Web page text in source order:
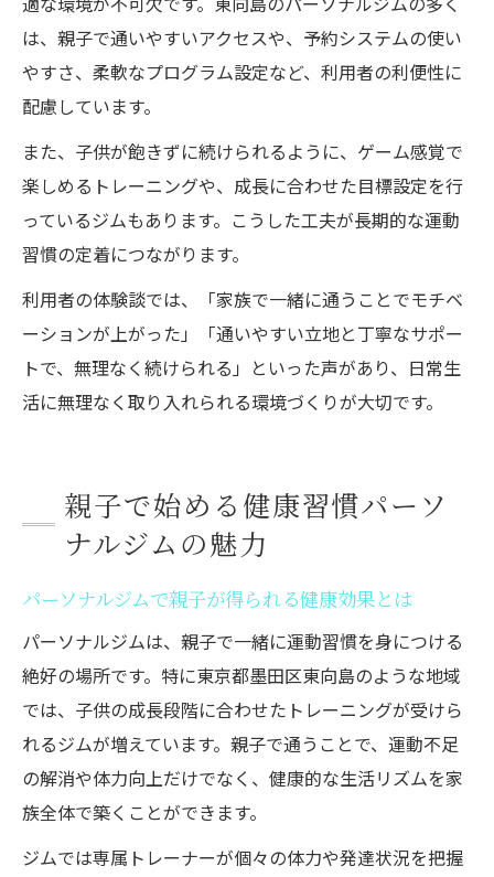
は、親子で通いやすいアクセスや、予約システムの使い
やすさ、柔軟なプログラム設定など、利用者の利便性に
配慮しています。
また、子供が飽きずに続けられるように、ゲーム感覚で
楽しめるトレーニングや、成長に合わせた目標設定を行
っているジムもあります。こうした工夫が長期的な運動
習慣の定着につながります。
利用者の体験談では、「家族で一緒に通うことでモチベ
ーションが上がった」「通いやすい立地と丁寧なサポー
トで、無理なく続けられる」といった声があり、日常生
活に無理なく取り入れられる環境づくりが大切です。
親子で始める健康習慣パーソ
ナルジムの魅力
パーソナルジムで親子が得られる健康効果とは
パーソナルジムは、親子で一緒に運動習慣を身につける
絶好の場所です。特に東京都墨田区東向島のような地域
では、子供の成長段階に合わせたトレーニングが受けら
れるジムが増えています。親子で通うことで、運動不足
の解消や体力向上だけでなく、健康的な生活リズムを家
族全体で築くことができます。
ジムでは専属トレーナーが個々の体力や発達状況を把握